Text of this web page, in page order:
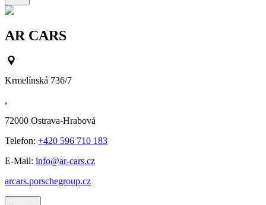
AR CARS
Krmelínská 736/7
,
72000 Ostrava-Hrabová
Telefon: +420 596 710 183
E-Mail: info@ar-cars.cz
arcars.porschegroup.cz